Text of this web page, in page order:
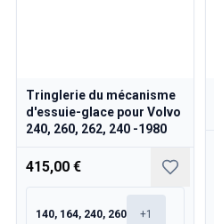
Tringlerie du mécanisme
d'essuie-glace pour Volvo
240, 260, 262, 240 -1980
415,00 €
140, 164, 240, 260 +1